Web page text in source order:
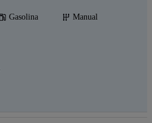
Gasolina
Manual